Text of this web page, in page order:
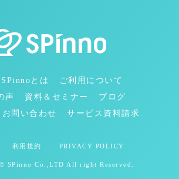
SPinnoとは
ご利用について
声
資料＆セミナー
ブログ
お問い合わせ サービス資料請求
利用規約 PRIVACY POLICY
SPinno Co.,LTD All right Reserved.